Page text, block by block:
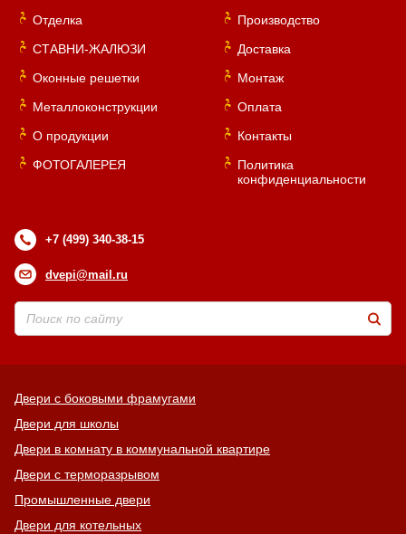
Отделка
СТАВНИ-ЖАЛЮЗИ
Оконные решетки
Металлоконструкции
О продукции
ФОТОГАЛЕРЕЯ
Производство
Доставка
Монтаж
Оплата
Контакты
Политика
конфиденциальности
+7 (499) 340-38-15
dvepi@mail.ru
Двери с боковыми фрамугами
Двери для школы
Двери в комнату в коммунальной квартире
Двери с терморазрывом
Промышленные двери
Двери для котельных